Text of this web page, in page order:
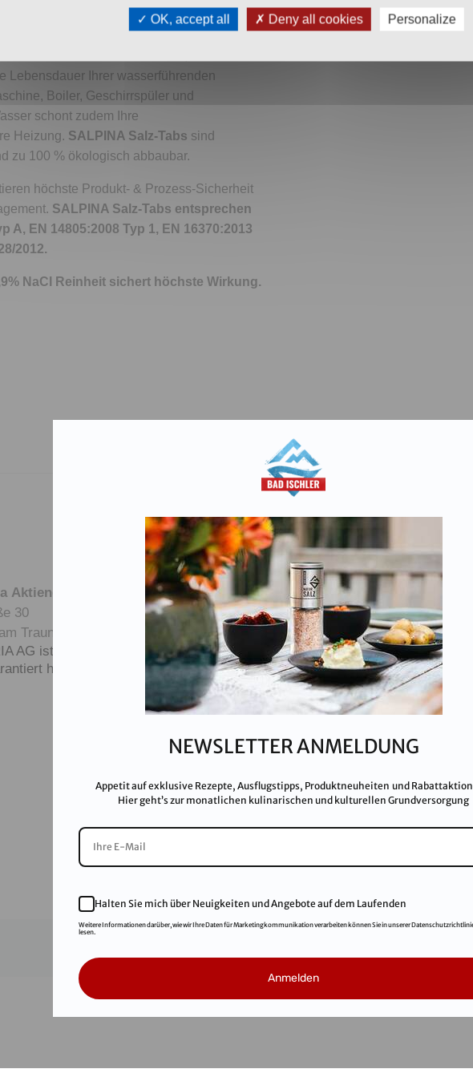
kommen zu 100
enthärtet dieses Regeneriersalz in
natürliche Weise. Kalkarmes, weiches
Lebensdauer Ihrer wasserführenden
Boiler, Geschirrspüler und
schont zudem Ihre
Heizung. SALPINA Salz-Tabs sind
zu 100 % ökologisch abbaubar.
höchste Produkt- & Prozess-Sicherheit
SALPINA Salz-Tabs entsprechen
A, EN 14805:2008 Typ 1, EN 16370:2013
2012.
NaCI Reinheit sichert höchste Wirkung.
Aktiengesellschaft
30
Traunsee
T:+43 676 87812208
ecommerce@salinen.com
AG ist nach GMP, IFS, QS, ISO 9001, ISO 14001 u.v.m.
höchste Qualitätsstandards.
NEWSLETTER ANMELDUNG
Appetit auf exklusive Rezepte, Ausflugstipps, Produktneuheiten und
Hier geht’s zur monatlichen kulinarischen und kulturellen Grundversorgung
Halten Sie mich über Neuigkeiten und Angebote auf dem Laufenden
Weitere Informationen darüber, wie wir Ihre Daten für Marketingkommunikation verarbeiten können Sie in unserer
lesen.
Anmelden
OK, accept all Deny all cookies Personalize